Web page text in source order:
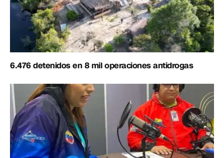
6.476 detenidos en 8 mil operaciones antidrogas